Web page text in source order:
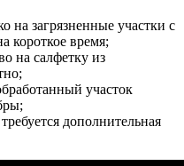
на загрязненные участки с
короткое время;
на салфетку из
участок
дополнительная